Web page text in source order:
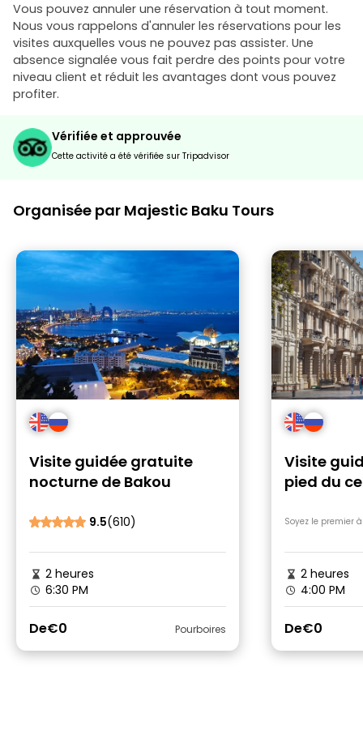
Vous pouvez annuler une réservation à tout moment.
Nous vous rappelons d'annuler les réservations pour les
visites auxquelles vous ne pouvez pas assister. Une
absence signalée vous fait perdre des points pour votre
niveau client et réduit les avantages dont vous pouvez
profiter.
Vérifiée et approuvée
Cette activité a été vérifiée sur Tripadvisor
Organisée par Majestic Baku Tours
Visite guidée gratuite
nocturne de Bakou
9.5(610)
2 heures
6:30 PM
De€0 Pourboires
Visite
pied du
Soyez le premier
2 heures
4:00 PM
De€0